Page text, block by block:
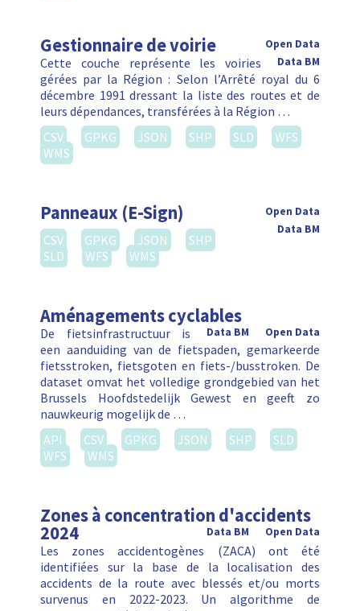
Gestionnaire de voirie
Open Data
Data BM
Cette couche représente les voiries
gérées par la Région : Selon l’Arrêté royal du 6
décembre 1991 dressant la liste des routes et de
leurs dépendances, transférées à la Région …
CSV
GPKG JSON SHP SLD
WFS
WMS
Panneaux (E-Sign)
Open Data
Data BM
CSV GPKG JSON
SHP
SLD
WFS WMS
Aménagements cyclables
Open Data
Data BM
De fietsinfrastructuur is
een aanduiding van de fietspaden, gemarkeerde
fietsstroken, fietsgoten en fiets-/busstroken. De
dataset omvat het volledige grondgebied van het
Brussels Hoofdstedelijk Gewest en geeft zo
nauwkeurig mogelijk de …
API
CSV GPKG JSON SHP
SLD
WFS
WMS
Zones à concentration d'accidents
2024 Open Data
Data BM
Les zones accidentogènes (ZACA) ont été
identifiées sur la base de la localisation des
accidents de la route avec blessés et/ou morts
survenus en 2022-2023. Un algorithme de